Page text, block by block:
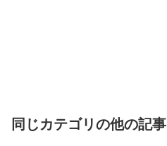
同じカテゴリの他の記事